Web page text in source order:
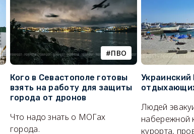
ПВО
Кого в Севастополе готовы
взять на работу для защиты
города от дронов
Что надо знать о МОГах
города.
Людей
набережной
курорта,